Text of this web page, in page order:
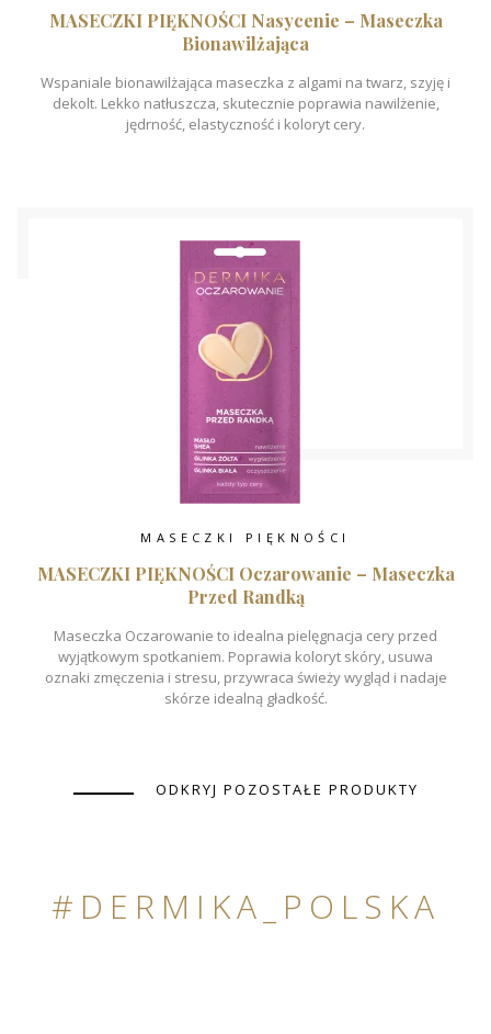
MASECZKI PIĘKNOŚCI Nasycenie – Maseczka
Bionawilżająca
Wspaniale bionawilżająca maseczka z algami na twarz, szyję i
dekolt. Lekko natłuszcza, skutecznie poprawia nawilżenie,
jędrność, elastyczność i koloryt cery.
MASECZKI PIĘKNOŚCI
MASECZKI PIĘKNOŚCI Oczarowanie – Maseczka
Przed Randką
Maseczka Oczarowanie to idealna pielęgnacja cery przed
wyjątkowym spotkaniem. Poprawia koloryt skóry, usuwa
oznaki zmęczenia i stresu, przywraca świeży wygląd i nadaje
skórze idealną gładkość.
ODKRYJ POZOSTAŁE PRODUKTY
#DERMIKA_POLSKA